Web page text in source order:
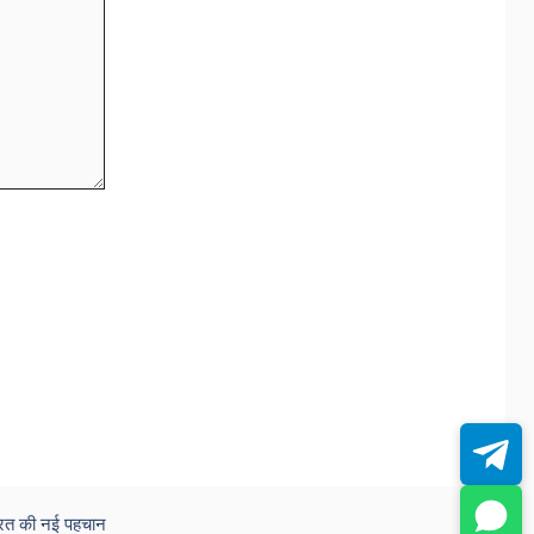
की नई पहचान